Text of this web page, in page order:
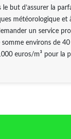
le but d’assurer la
météorologique et
un service
environs de
euros/m³ pour la